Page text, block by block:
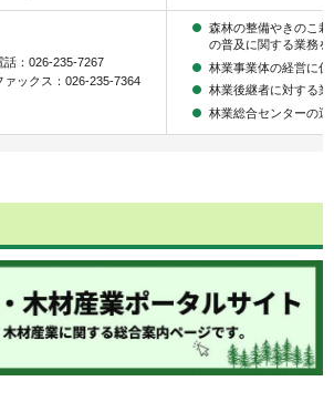
話：026-235-7267
ァックス：026-235-7364
森林の整備やきのこ
の普及に関する業務
林業事業体の経営に
林業後継者に対する
林業総合センターの